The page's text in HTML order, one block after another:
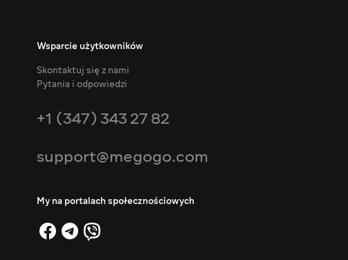
Wsparcie użytkowników
Skontaktuj się z nami
Pytania i odpowiedzi
+1 (347) 343 27 82
support@megogo.com
My na portalach społecznościowych